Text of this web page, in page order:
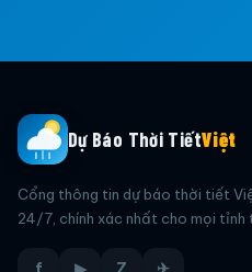
Dự Báo Thời TiếtViệt
Cổng thông tin dự báo thời tiết
24/7, chính xác nhất cho mọi tỉnh